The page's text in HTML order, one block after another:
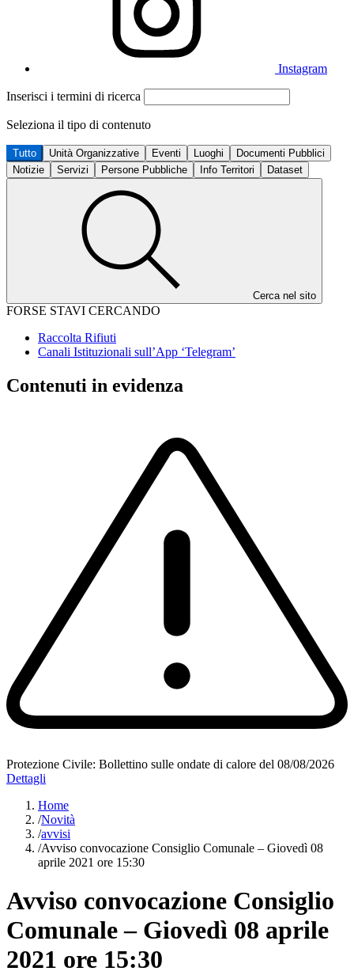
Instagram
Inserisci i termini di ricerca
Seleziona il tipo di contenuto
Tutto Unità Organizzative Eventi Luoghi
Documenti Pubblici
Notizie
Servizi Persone Pubbliche Info Territori Dataset
Cerca nel sito
FORSE STAVI CERCANDO
Raccolta Rifiuti
Canali Istituzionali sull’App ‘Telegram’
Contenuti in evidenza
Protezione Civile: Bollettino sulle ondate di calore del 08/08/2026
Dettagli
Home
/Novità
/avvisi
/Avviso convocazione Consiglio Comunale – Giovedì 08
aprile 2021 ore 15:30
Avviso convocazione Consiglio
Comunale – Giovedì 08 aprile
2021 ore 15:30